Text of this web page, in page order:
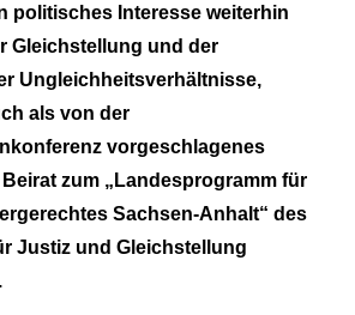
politisches Interesse weiterhin
Gleichstellung und der
Ungleichheitsverhältnisse,
als von der
vorgeschlagenes
zum „Landesprogramm für
Sachsen-Anhalt“ des
Justiz und Gleichstellung